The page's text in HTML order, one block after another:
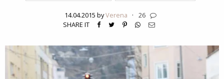
14.04.2015 byVerena ·
26
SHARE IT